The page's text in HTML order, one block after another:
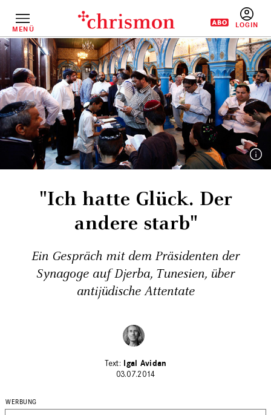
InhaltMENÜ
"Ich hatte Glück. Der
andere starb"
Ein Gespräch mit dem Präsidenten der
Synagoge auf Djerba, Tunesien, über
antijüdische Attentate
Igal Avidan
03.07.2014